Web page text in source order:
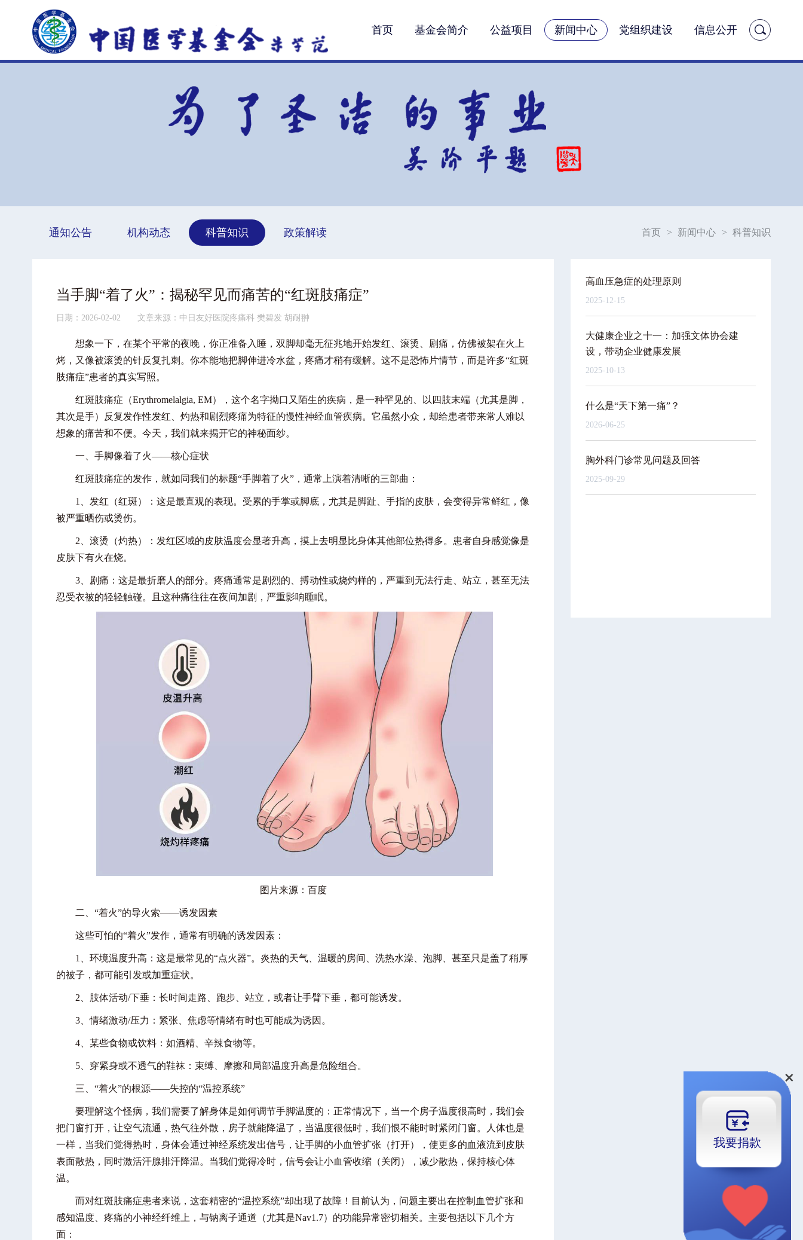
首页 基金会简介 公益项目 新闻中心 党组织建设 信息公开
通知公告 机构动态 科普知识 政策解读 首页 > 新闻中心 > 科普知识
高血压急症的处理原则
2025-12-15
大健康企业之十一：加强文体协会建
设，带动企业健康发展
2025-10-13
什么是“天下第一痛”？
2026-06-25
胸外科门诊常见问题及回答
2025-09-29
当手脚“着了火”：揭秘罕见而痛苦的“红斑肢痛症”
日期：2026-02-02 文章来源：中日友好医院疼痛科 樊碧发 胡耐翀
想象一下，在某个平常的夜晚，你正准备入睡，双脚却毫无征兆地开始发红、滚烫、剧痛，仿佛被架在火上
烤，又像被滚烫的针反复扎刺。你本能地把脚伸进冷水盆，疼痛才稍有缓解。这不是恐怖片情节，而是许多“红斑
肢痛症”患者的真实写照。
红斑肢痛症（Erythromelalgia, EM），这个名字拗口又陌生的疾病，是一种罕见的、以四肢末端（尤其是脚，
其次是手）反复发作性发红、灼热和剧烈疼痛为特征的慢性神经血管疾病。它虽然小众，却给患者带来常人难以
想象的痛苦和不便。今天，我们就来揭开它的神秘面纱。
一、手脚像着了火——核心症状
红斑肢痛症的发作，就如同我们的标题“手脚着了火”，通常上演着清晰的三部曲：
1、发红（红斑）：这是最直观的表现。受累的手掌或脚底，尤其是脚趾、手指的皮肤，会变得异常鲜红，像
被严重晒伤或烫伤。
2、滚烫（灼热）：发红区域的皮肤温度会显著升高，摸上去明显比身体其他部位热得多。患者自身感觉像是
皮肤下有火在烧。
3、剧痛：这是最折磨人的部分。疼痛通常是剧烈的、搏动性或烧灼样的，严重到无法行走、站立，甚至无法
忍受衣被的轻轻触碰。且这种痛往往在夜间加剧，严重影响睡眠。
图片来源：百度
二、“着火”的导火索——诱发因素
这些可怕的“着火”发作，通常有明确的诱发因素：
1、环境温度升高：这是最常见的“点火器”。炎热的天气、温暖的房间、洗热水澡、泡脚、甚至只是盖了稍厚
的被子，都可能引发或加重症状。
2、肢体活动/下垂：长时间走路、跑步、站立，或者让手臂下垂，都可能诱发。
3、情绪激动/压力：紧张、焦虑等情绪有时也可能成为诱因。
4、某些食物或饮料：如酒精、辛辣食物等。
5、穿紧身或不透气的鞋袜：束缚、摩擦和局部温度升高是危险组合。
三、“着火”的根源——失控的“温控系统”
要理解这个怪病，我们需要了解身体是如何调节手脚温度的：正常情况下，当一个房子温度很高时，我们会
把门窗打开，让空气流通，热气往外散，房子就能降温了，当温度很低时，我们恨不能时时紧闭门窗。人体也是
一样，当我们觉得热时，身体会通过神经系统发出信号，让手脚的小血管扩张（打开），使更多的血液流到皮肤
表面散热，同时激活汗腺排汗降温。当我们觉得冷时，信号会让小血管收缩（关闭），减少散热，保持核心体
温。
而对红斑肢痛症患者来说，这套精密的“温控系统”却出现了故障！目前认为，问题主要出在控制血管扩张和
感知温度、疼痛的小神经纤维上，与钠离子通道（尤其是Nav1.7）的功能异常密切相关。主要包括以下几个方
面：
我要捐款